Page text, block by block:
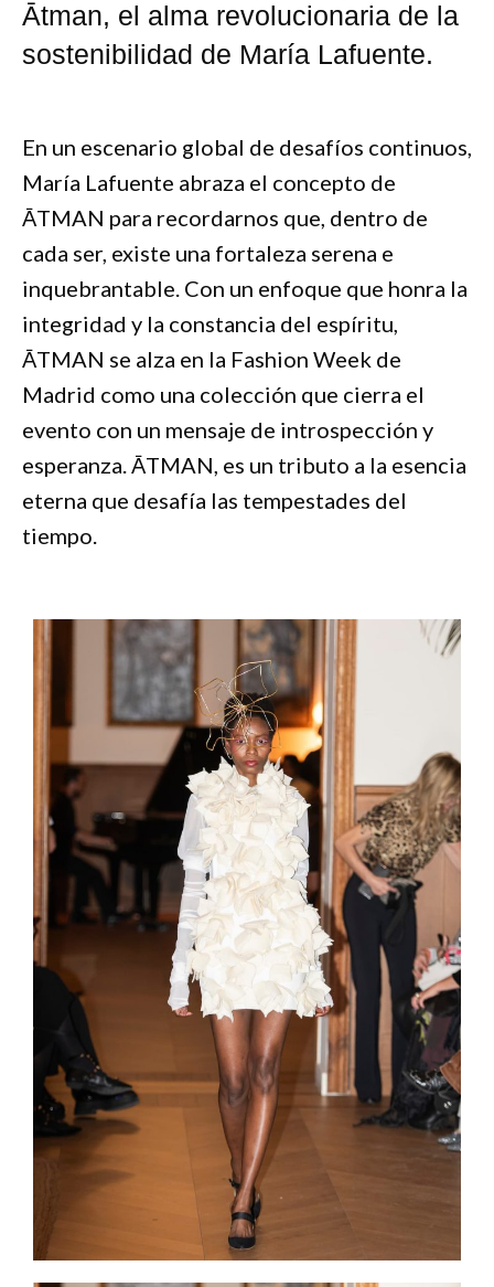
Ātman, el alma revolucionaria de la
sostenibilidad de María Lafuente.
En un escenario global de desafíos continuos,
María Lafuente abraza el concepto de
ĀTMAN para recordarnos que, dentro de
cada ser, existe una fortaleza serena e
inquebrantable. Con un enfoque que honra la
integridad y la constancia del espíritu,
ĀTMAN se alza en la Fashion Week de
Madrid como una colección que cierra el
evento con un mensaje de introspección y
esperanza. ĀTMAN, es un tributo a la esencia
eterna que desafía las tempestades del
tiempo.